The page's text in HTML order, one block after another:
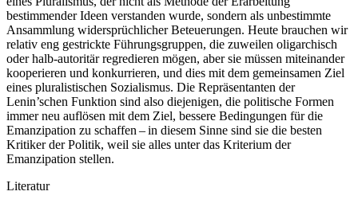
bestimmender Ideen verstanden wurde, sondern als unbestimmte
Ansammlung widersprüchlicher Beteuerungen. Heute brauchen wir
relativ eng gestrickte Führungsgruppen, die zuweilen oligarchisch
oder halb-autoritär regredieren mögen, aber sie müssen miteinander
kooperieren und konkurrieren, und dies mit dem gemeinsamen Ziel
eines pluralistischen Sozialismus. Die Repräsentanten der
Lenin’schen Funktion sind also diejenigen, die politische Formen
immer neu auflösen mit dem Ziel, bessere Bedingungen für die
Emanzipation zu schaffen – in diesem Sinne sind sie die besten
Kritiker der Politik, weil sie alles unter das Kriterium der
Emanzipation stellen.
Literatur